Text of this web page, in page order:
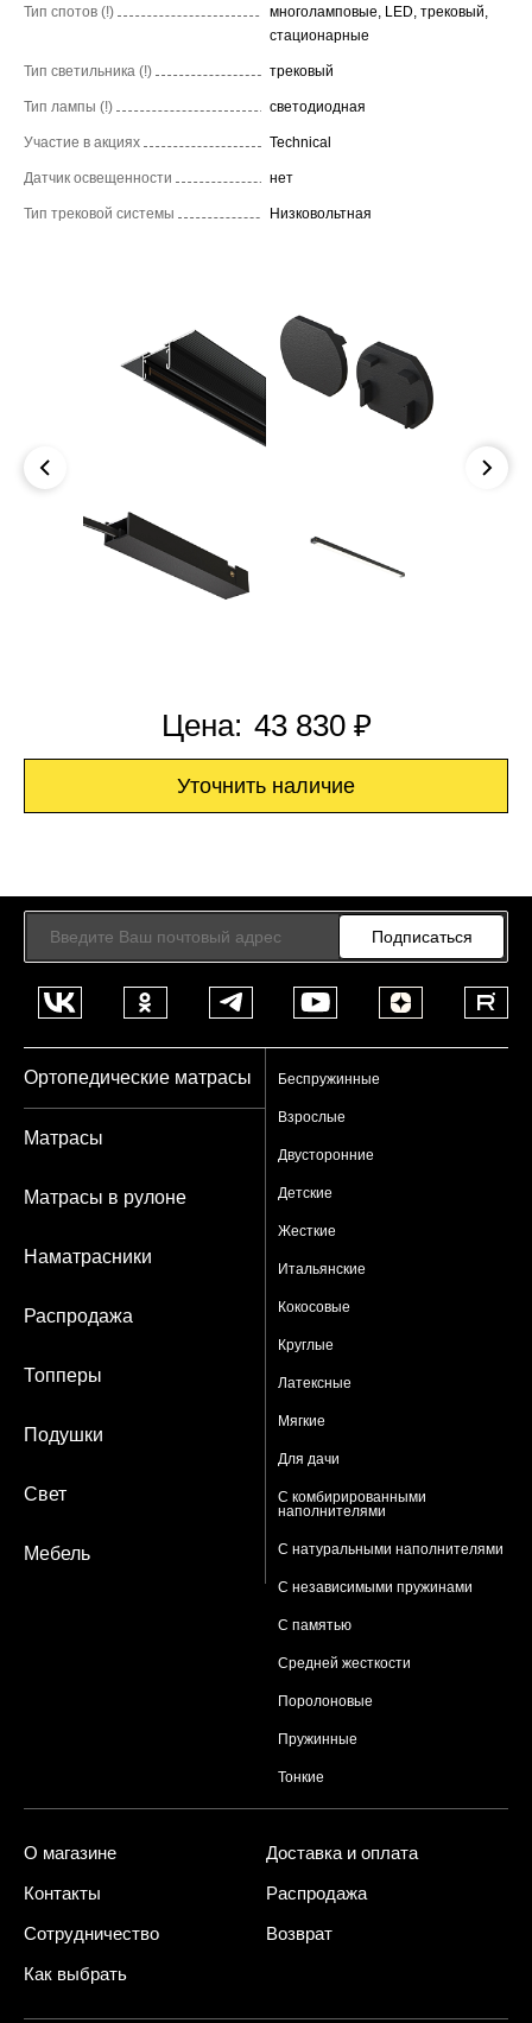
Тип спотов (!)
многоламповые, LED, трековый,
стационарные
Тип светильника (!) трековый
Тип лампы (!) светодиодная
Участие в акциях Technical
Датчик освещенности нет
Тип трековой системы Низковольтная
Цена: 43 830 ₽
Уточнить наличие
Подписаться
Ортопедические матрасы Беспружинные
Взрослые
Двусторонние
Детские
Жесткие
Итальянские
Кокосовые
Круглые
Латексные
Мягкие
Для дачи
С комбирированными
наполнителями
С натуральными наполнителями
С независимыми пружинами
С памятью
Средней жесткости
Поролоновые
Пружинные
Тонкие
Матрасы
Матрасы в рулоне
Наматрасники
Распродажа
Топперы
Подушки
Свет
Мебель
О магазине
Доставка и оплата
Контакты
Распродажа
Сотрудничество
Возврат
Как выбрать